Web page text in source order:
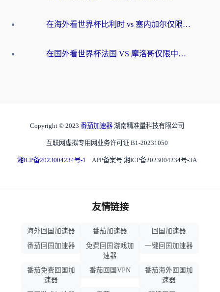
在海外看世界杯比利时 vs 塞内加尔仅限中国大陆？我找到了最流畅的中文解说之路
在国外看世界杯法国 VS 摩洛哥仅限中国大陆？海外党这样看中文解说赛事不卡顿
Copyright © 2023 番茄加速器 湖南精准量科技有限公司
互联网虚拟专用网业务许可证 B1-20231050
湘ICP备2023004234号-1 APP备案号 湘ICP备2023004234号-3A
友情链接
海外回国加速器 番茄加速器
回国加速器
番茄回国加速器
免费回国游戏加
速器
一键回国加速器
番茄免费回国加
速器
番茄回国VPN
番茄海外回国加
速器